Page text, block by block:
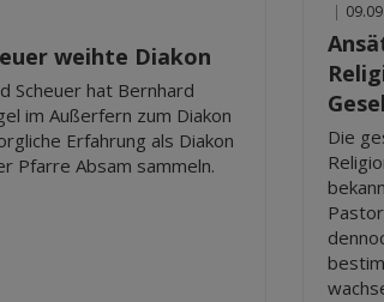
weihte Diakon
Scheuer hat Bernhard
im Außerfern zum Diakon
Erfahrung als Diakon
Pfarre Absam sammeln.
|
Die